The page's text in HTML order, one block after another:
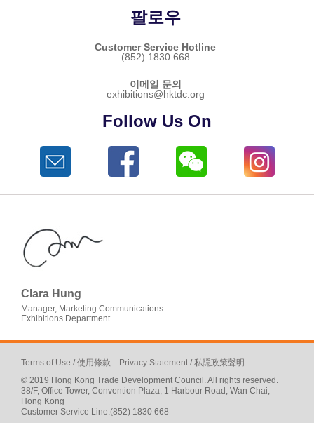
팔로우
Customer Service Hotline
(852) 1830 668
이메일 문의
exhibitions@hktdc.org
Follow Us On
Clara Hung
Manager, Marketing Communications
Exhibitions Department
Terms of Use /使用條款 Privacy Statement /私隠政策聲明
© 2019 Hong Kong Trade Development Council. All rights reserved.
38/F, Office Tower, Convention Plaza, 1 Harbour Road, Wan Chai,
Hong Kong
Customer Service Line:(852) 1830 668